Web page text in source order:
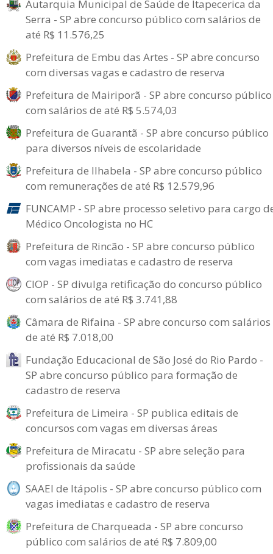
Autarquia Municipal de Saúde de Itapecerica da
Serra - SP abre concurso público com salários de
até R$ 11.576,25
Prefeitura de Embu das Artes - SP abre concurso
com diversas vagas e cadastro de reserva
Prefeitura de Mairiporã - SP abre concurso público
com salários de até R$ 5.574,03
Prefeitura de Guarantã - SP abre concurso público
para diversos níveis de escolaridade
Prefeitura de Ilhabela - SP abre concurso público
com remunerações de até R$ 12.579,96
FUNCAMP - SP abre processo seletivo para cargo
Médico Oncologista no HC
Prefeitura de Rincão - SP abre concurso público
com vagas imediatas e cadastro de reserva
CIOP - SP divulga retificação do concurso público
com salários de até R$ 3.741,88
Câmara de Rifaina - SP abre concurso com salários
de até R$ 7.018,00
Fundação Educacional de São José do Rio Pardo -
SP abre concurso público para formação de
cadastro de reserva
Prefeitura de Limeira - SP publica editais de
concursos com vagas em diversas áreas
Prefeitura de Miracatu - SP abre seleção para
profissionais da saúde
SAAEI de Itápolis - SP abre concurso público com
vagas imediatas e cadastro de reserva
Prefeitura de Charqueada - SP abre concurso
público com salários de até R$ 7.809,00